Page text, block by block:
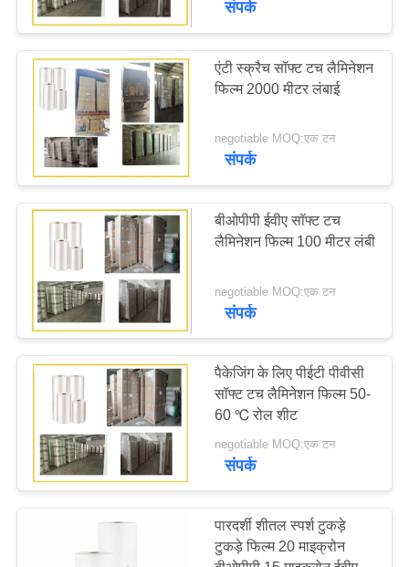
संपर्क
एंटी स्क्रैच सॉफ्ट टच लैमिनेशन
फिल्म 2000 मीटर लंबाई
negotiable MOQ:एक टन
संपर्क
बीओपीपी ईवीए सॉफ्ट टच
लैमिनेशन फिल्म 100 मीटर लंबी
negotiable MOQ:एक टन
संपर्क
पैकेजिंग के लिए पीईटी पीवीसी
सॉफ्ट टच लैमिनेशन फिल्म 50-
60 ℃ रोल शीट
negotiable MOQ:एक टन
संपर्क
पारदर्शी शीतल स्पर्श टुकड़े
टुकड़े फिल्म 20 माइक्रोन